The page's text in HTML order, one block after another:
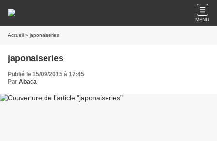
MENU
Accueil » japonaiseries
japonaiseries
Publié le 15/09/2015 à 17:45
Par Abaca